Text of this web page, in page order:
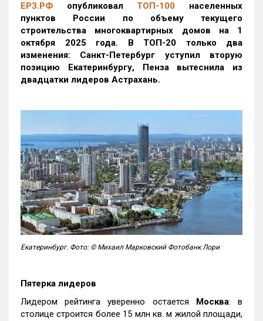
ЕРЗ.РФ опубликовал ТОП-100 населенных
пунктов России по объему текущего
строительства многоквартирных домов на 1
октября 2025 года. В ТОП-20 только два
изменения: Санкт-Петербург уступил вторую
позицию Екатеринбургу, Пенза вытеснила из
двадцатки лидеров Астрахань.
Екатеринбург. Фото: © Михаил Марковский Фотобанк Лори
Пятерка лидеров
Лидером рейтинга уверенно остается
Москва: в
столице строится более 15 млн кв. м жилой площади,